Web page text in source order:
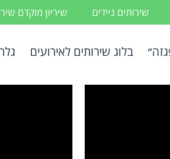
שירותים ניידים שיריון מוקדם
בלוג שירותים לאירועים